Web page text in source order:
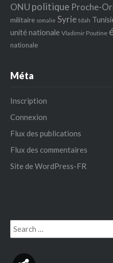
ONU politique Proche-
militaire somalie Syrie tdah
unité nationale Vladimir Poutine
nationale
Méta
Inscription
Connexion
Flux des publications
Flux des commentaires
Site de WordPress-FR
Search
for: